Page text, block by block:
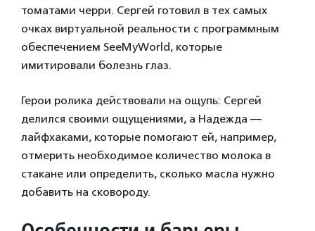
томатами черри. Сергей готовил в тех самых
очках виртуальной реальности с программным
обеспечением SeeMyWorld, которые
имитировали болезнь глаз.
Герои ролика действовали на ощупь: Сергей
делился своими ощущениями, а Надежда —
лайфхаками, которые помогают ей, например,
отмерить необходимое количество молока в
стакане или определить, сколько масла нужно
добавить на сковороду.